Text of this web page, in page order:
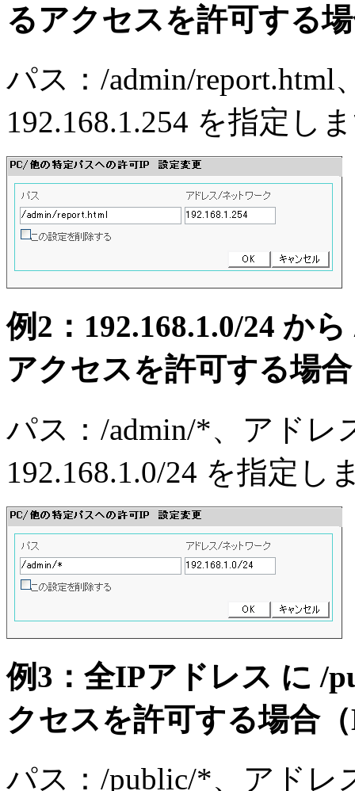
るアクセスを許可する
パス：/admin/
192.168.1.254 を指定し
例2：192.168.1.0/24 か
アクセスを許可する場合
パス：/admin/*、アドレ
192.168.1.0/24 を指定し
例3：全IPアドレス に /
クセスを許可する場合
パス：/public/*、アドレ